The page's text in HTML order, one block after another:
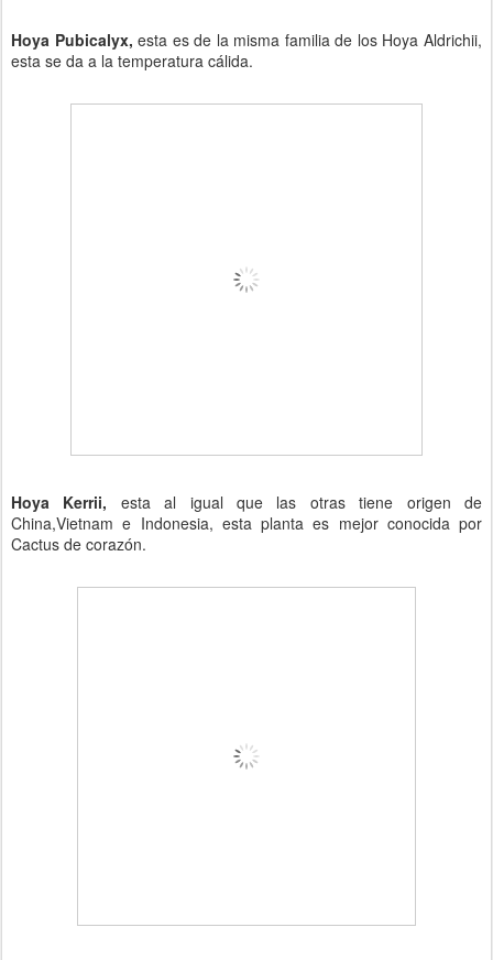
Hoya Pubicalyx,esta es de la misma familia de los Hoya Aldrichii,
esta se da a la temperatura cálida.
Hoya Kerrii, esta al igual que las otras tiene origen de
China,Vietnam e Indonesia, esta planta es mejor conocida por
Cactus de corazón.